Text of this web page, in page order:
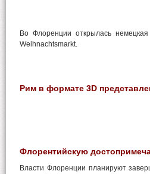
Во Флоренции открылась
Weihnachtsmarkt.
Рим в формате 3D
Флорентийскую
Власти Флоренции планируют